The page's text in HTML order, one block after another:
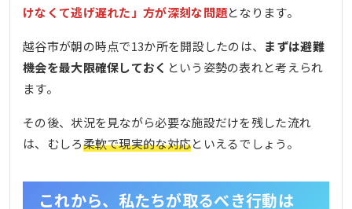
けなくて逃げ遅れた」方が深刻な問題となります。
越谷市が朝の時点で13か所を開設したのは、 まずは避難
機会を最大限確保しておく という姿勢の表れと考えられ
ます。
その後、状況を見ながら必要な施設だけを残した流れ
は、むしろ柔軟で現実的な対応といえるでしょう。
これから、私たちが取るべき行動は